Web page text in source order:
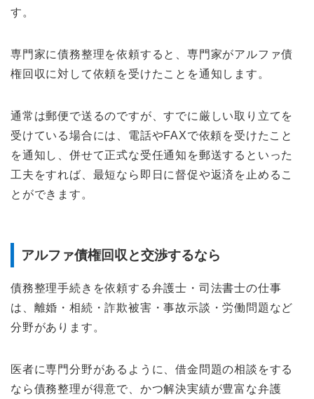
す。
専門家に債務整理を依頼すると、専門家がアルファ債
権回収に対して依頼を受けたことを通知します。
通常は郵便で送るのですが、すでに厳しい取り立てを
受けている場合には、電話やFAXで依頼を受けたこと
を通知し、併せて正式な受任通知を郵送するといった
工夫をすれば、最短なら即日に督促や返済を止めるこ
とができます。
アルファ債権回収と交渉するなら
債務整理手続きを依頼する弁護士・司法書士の仕事
は、離婚・相続・詐欺被害・事故示談・労働問題など
分野があります。
医者に専門分野があるように、借金問題の相談をする
なら債務整理が得意で、かつ解決実績が豊富な弁護